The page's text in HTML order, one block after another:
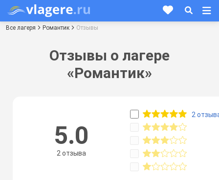
Все лагеря Романтик Отзывы
Отзывы о лагере
«Романтик»
5.0
2 отзыва
2